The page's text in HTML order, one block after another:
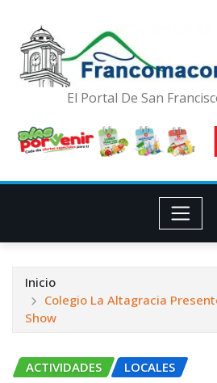
El Portal De San
Inicio
Colegio La Altagracia
Show
ACTIVIDADES LOCALES